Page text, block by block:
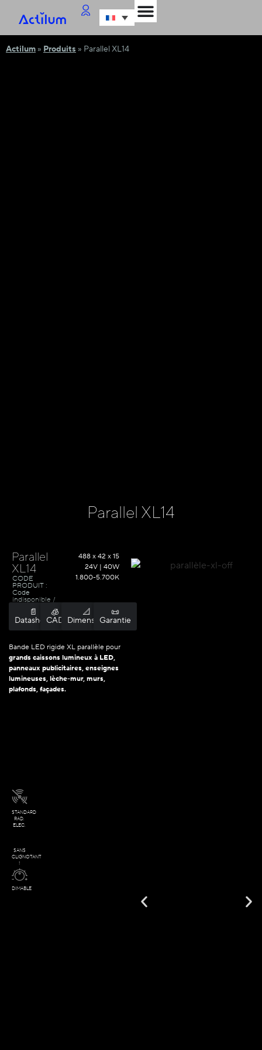
Actilum » Produits » Parallel XL14
Parallel XL14
STANDARD
RAD.
ELEC.
SANS
CLIGNOTANT
!
DIMABLE
Parallel
XL14
CODE
PRODUIT :
Code
indisponible /
Sélectionner les
options
488 x 42 x 15
24V | 40W
1.800-5.700K
📄
Datasheet
🧊
CAD
📐
Dimension
📜
Garantie
Bande LED rigide XL parallèle pour
grands caissons lumineux à LED,
panneaux publicitaires, enseignes
lumineuses, lèche-mur, murs,
plafonds, façades.